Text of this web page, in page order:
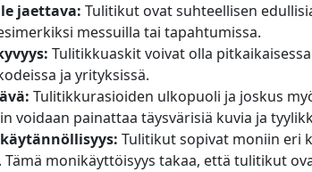
jaettava: Tulitikut ovat suhteellisen
messuilla tai tapahtumissa.
Tulitikkuaskit voivat olla
ja yrityksissä.
Tulitikkurasioiden ulkopuoli ja joskus
voidaan painattaa täysvärisiä kuvia ja
Tulitikut sopivat moniin eri
monikäyttöisyys takaa, että tulitikut